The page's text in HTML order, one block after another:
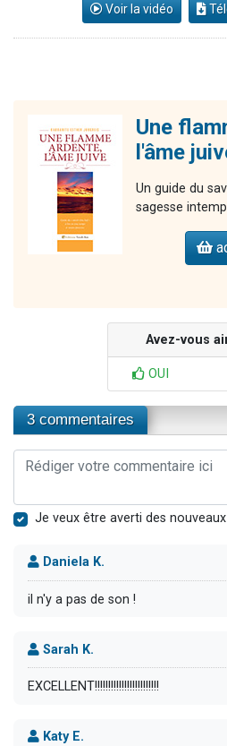
Voir la vidéo
Une
l'âme
Un guide du
sagesse
Avez-vous
OUI
3 commentaires
Je veux être averti des
Daniela K.
il n'y a pas de son !
Sarah K.
EXCELLENT!!!!!!!!!!!!!!!!!!!!!!!!
Katy E.